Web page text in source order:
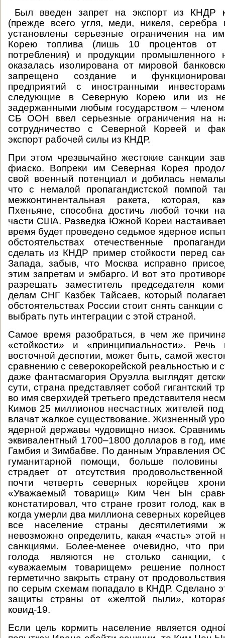
Был введен запрет на экспорт из КНДР
(прежде всего угля, меди, никеля,
установлены серьезные ограничения на
Корею топлива (лишь 10 процентов от
потребления) и продукции промышленного
оказалась изолирована от мировой
запрещено создание и
предприятий с иностранными
следующие в Северную Корею или из
задержанными любым государством –
СБ ООН ввел серьезные ограничения на
сотрудничество с Северной Кореей и
экспорт рабочей силы из КНДР.
При этом чрезвычайно жестокие санкции
фиаско. Вопреки им Северная Корея
свой военный потенциал и добилась
что с немалой пропагандистской помпой
межконтинентальная ракета, которая,
Пхеньяне, способна достичь любой точки
части США. Разведка Южной Кореи
время будет проведено седьмое ядерное
обстоятельствах отечественные
сделать из КНДР пример стойкости перед
Запада, забыв, что Москва исправно
этим запретам и эмбарго. И вот это
разрешать заместитель председателя
делам СНГ Казбек Тайсаев, который
обстоятельствах России стоит снять санкции
выбрать путь интеграции с этой страной.
Самое время разобраться, в чем же
«стойкости» и «принципиальности».
восточной деспотии, может быть, самой
сравнению с северокорейской реальностью и
даже фантасмагория Оруэлла выглядят
сути, страна представляет собой гигантский
во имя сверхидей третьего представителя
Кимов 25 миллионов несчастных жителей
влачат жалкое существование. Жизненный
ядерной державы чудовищно низок.
эквивалентный 1700–1800 долларов в год,
Гамбия и Зимбабве. По данным Управления
гуманитарной помощи, больше
страдает от отсутствия
почти четверть северных корейцев
«Уважаемый товарищ» Ким Чен Ын
констатировал, что стране грозит голод, как
когда умерли два миллиона северных
все население страны десятилетиями
невозможно определить, какая «часть»
санкциями. Более-менее очевидно, что
голода являются не столько санкции,
«уважаемым товарищем» решение
герметично закрыть страну от
по серым схемам попадало в КНДР. Сделано
защиты страны от «желтой пыли»,
ковид-19.
Если цель кормить население является